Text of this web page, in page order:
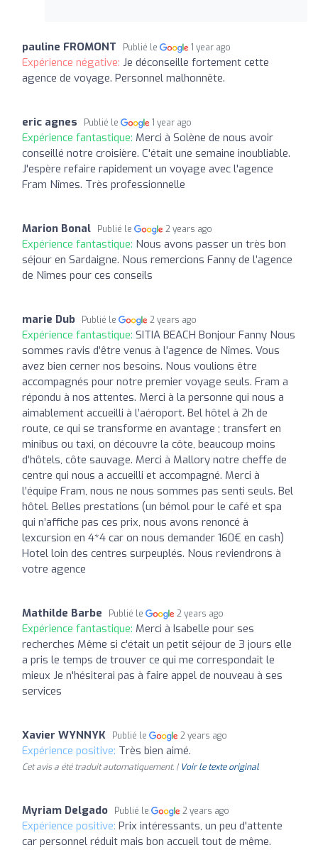
pauline FROMONT Publié le 1 year ago
Expérience négative: Je déconseille fortement cette
agence de voyage. Personnel malhonnête.
eric agnes Publié le 1 year ago
Expérience fantastique: Merci à Solène de nous avoir
conseillé notre croisière. C'était une semaine inoubliable.
J'espère refaire rapidement un voyage avec l'agence
Fram Nîmes. Très professionnelle
Marion Bonal Publié le 2 years ago
Expérience fantastique: Nous avons passer un très bon
séjour en Sardaigne. Nous remercions Fanny de l’agence
de Nîmes pour ces conseils
marie Dub Publié le 2 years ago
Expérience fantastique: SITIA BEACH Bonjour Fanny Nous
sommes ravis d’être venus à l’agence de Nîmes. Vous
avez bien cerner nos besoins. Nous voulions être
accompagnés pour notre premier voyage seuls. Fram a
répondu à nos attentes. Merci à la personne qui nous a
aimablement accueilli à l’aéroport. Bel hôtel à 2h de
route, ce qui se transforme en avantage ; transfert en
minibus ou taxi, on découvre la côte, beaucoup moins
d’hôtels, côte sauvage. Merci à Mallory notre cheffe de
centre qui nous a accueilli et accompagné. Merci à
l’équipe Fram, nous ne nous sommes pas senti seuls. Bel
hôtel. Belles prestations (un bémol pour le café et spa
qui n’affiche pas ces prix, nous avons renoncé à
lexcursion en 4*4 car on nous demander 160€ en cash)
Hotel loin des centres surpeuplés. Nous reviendrons à
votre agence
Mathilde Barbe Publié le 2 years ago
Expérience fantastique: Merci à Isabelle pour ses
recherches Même si c'était un petit séjour de 3 jours elle
a pris le temps de trouver ce qui me correspondait le
mieux Je n'hésiterai pas à faire appel de nouveau à ses
services
Xavier WYNNYK Publié le 2 years ago
Expérience positive: Très bien aimé.
Cet avis a été traduit automatiquement. | Voir le texte original
Myriam Delgado Publié le 2 years ago
Expérience positive: Prix intéressants, un peu d'attente
car personnel réduit mais bon accueil tout de même.